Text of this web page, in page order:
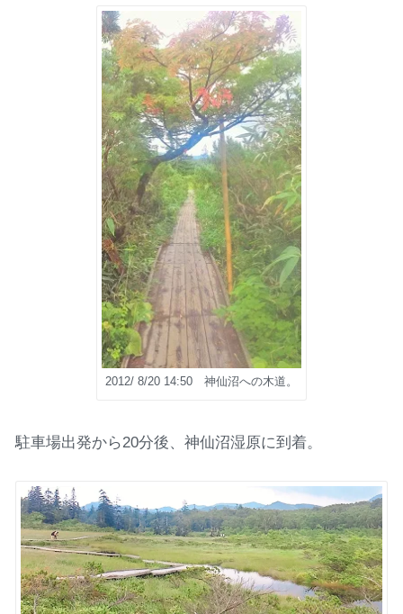
2012/ 8/20 14:50 神仙沼への木道。
駐車場出発から20分後、神仙沼湿原に到着。